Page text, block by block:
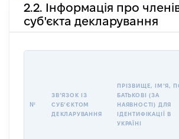
2.2. Інформація про членів
суб'єкта декларування
№
ЗВʼЯЗОК ІЗ
СУБʼЄКТОМ
ДЕКЛАРУВАННЯ
ПРІЗВИЩЕ, ІМʼЯ,
БАТЬКОВІ (ЗА
НАЯВНОСТІ) ДЛЯ
ІДЕНТИФІКАЦІЇ В
УКРАЇНІ